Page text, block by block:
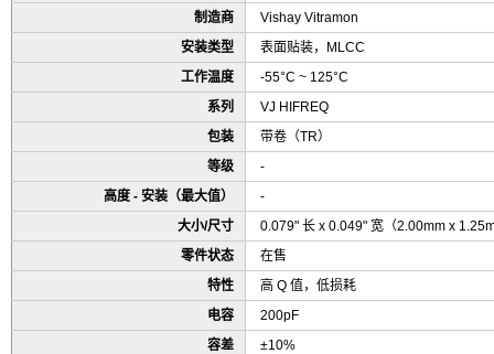
制造商
Vishay Vitramon
安装类型
表面贴装，MLCC
工作温度
-55°C ~ 125°C
系列
VJ HIFREQ
包装
带卷（TR）
等级
-
高度 - 安装（最大值）
-
大小/尺寸
0.079" 长 x 0.049" 宽（2.00mm x
零件状态
在售
特性
高 Q 值，低损耗
电容
200pF
容差
±10%